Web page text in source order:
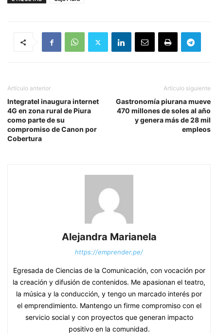
Artículo anterior
Integratel inaugura internet
4G en zona rural de Piura
como parte de su
compromiso de Canon por
Cobertura
Artículo siguiente
Gastronomía piurana mueve
470 millones de soles al año
y genera más de 28 mil
empleos
Alejandra Marianela
https://emprender.pe/
Egresada de Ciencias de la Comunicación, con vocación por
la creación y difusión de contenidos. Me apasionan el teatro,
la música y la conducción, y tengo un marcado interés por
el emprendimiento. Mantengo un firme compromiso con el
servicio social y con proyectos que generan impacto
positivo en la comunidad.